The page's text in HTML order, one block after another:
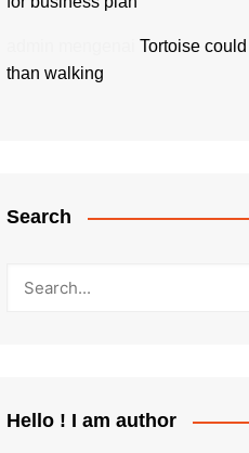
Tortoise
than walking
Search
Hello ! I am author